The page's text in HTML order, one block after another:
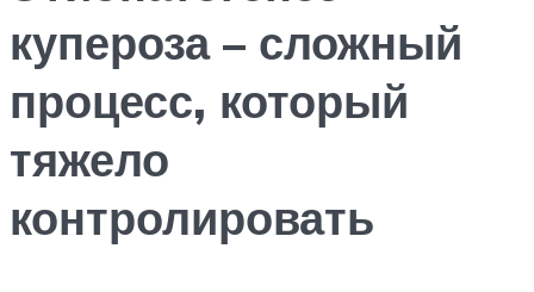
купероза – сложный
процесс, который
тяжело
контролировать